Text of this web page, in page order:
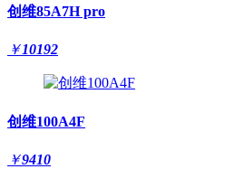
创维85A7H pro
￥10192
创维100A4F
￥9410